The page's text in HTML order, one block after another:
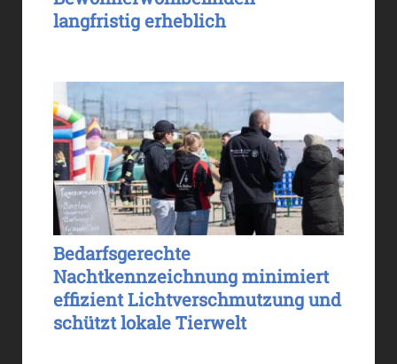
langfristig erheblich
Bedarfsgerechte
Nachtkennzeichnung minimiert
effizient Lichtverschmutzung und
schützt lokale Tierwelt